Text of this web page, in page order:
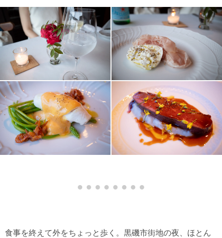
食事を終えて外をちょっと歩く。黒磯市街地の夜、ほとん